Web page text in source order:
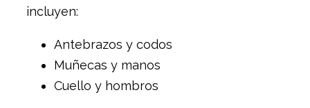
incluyen:
Antebrazos y codos
Muñecas y manos
Cuello y hombros